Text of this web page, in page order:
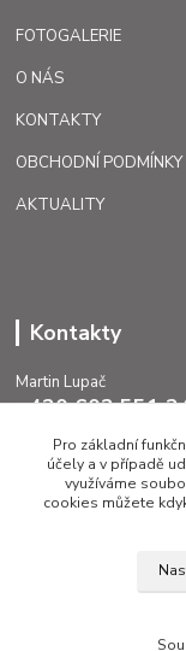
FOTOGALERIE
O NÁS
KONTAKTY
OBCHODNÍ PODMÍNKY
AKTUALITY
Kontakty
Martin Lupač
+420 602 551
lupac@caggiati.cz
Pro základní
účely a v případě
využíváme
cookies můžete